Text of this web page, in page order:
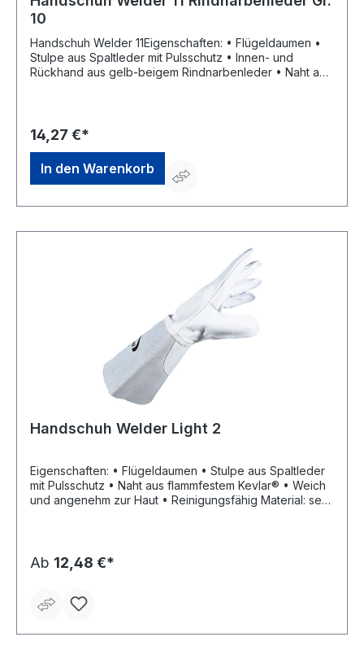
10
Handschuh Welder 11Eigenschaften: • Flügeldaumen •
Stulpe aus Spaltleder mit Pulsschutz • Innen- und
Rückhand aus gelb-beigem Rindnarbenleder • Naht aus
weiß Größe: 10Hersteller: Helly Hansen Deutschland
GmbH, Balanstrasse 73 Haus 10, 81541 München, DE,
+4989200084030,
workwear.germany@hellyhansen.com
14,27 €*
In den Warenkorb
Handschuh Welder Light 2
Eigenschaften: • Flügeldaumen • Stulpe aus Spaltleder
mit Pulsschutz • Naht aus flammfestem Kevlar® • Weich
und angenehm zur Haut • Reinigungsfähig Material: sehr
Ab 12,48 €*